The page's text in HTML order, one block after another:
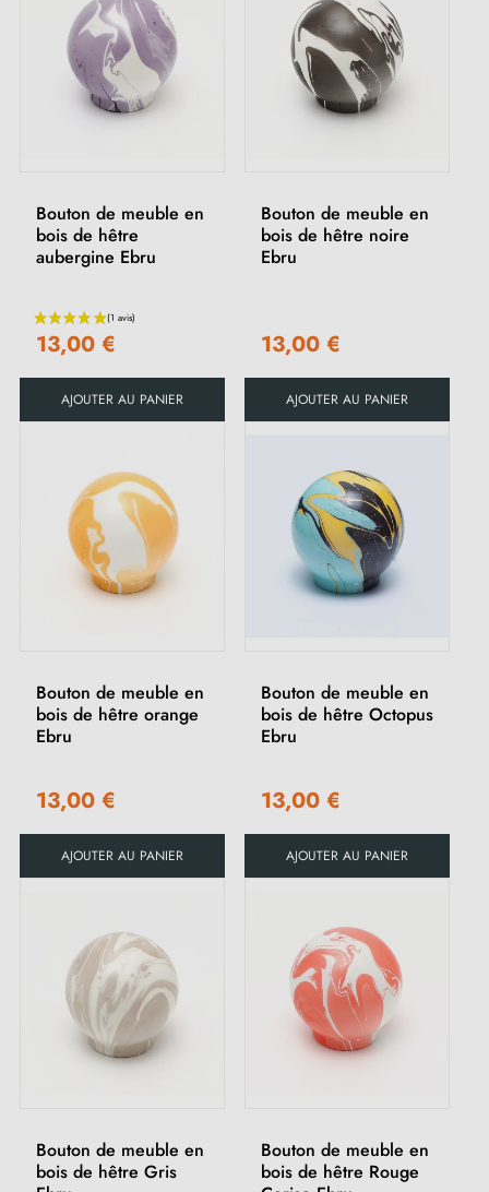
Bouton de meuble en
bois de hêtre
aubergine Ebru
13,00 €
AJOUTER AU PANIER
Bouton de meuble en
bois de hêtre noire
Ebru
13,00 €
AJOUTER AU PANIER
Bouton de meuble en
bois de hêtre orange
Ebru
13,00 €
AJOUTER AU PANIER
Bouton de meuble en
bois de hêtre Octopus
Ebru
13,00 €
AJOUTER AU PANIER
Bouton de meuble en
bois de hêtre Gris
Bouton de meuble en
bois de hêtre Rouge